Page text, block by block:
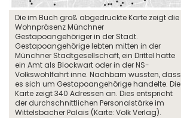
Die im Buch groß abgedruckte Karte zeigt die
Wohnpräsenz Münchner
Gestapoangehöriger in der Stadt.
Gestapoangehörige lebten mitten in der
Münchner Stadtgesellschaft, ein Drittel hatte
ein Amt als Blockwart oder in der NS-
Volkswohlfahrt inne. Nachbarn wussten, dass
es sich um Gestapoangehörige handelte. Die
Karte zeigt 340 Adressen an. Dies entspricht
der durchschnittlichen Personalstärke im
Wittelsbacher Palais (Karte: Volk Verlag).